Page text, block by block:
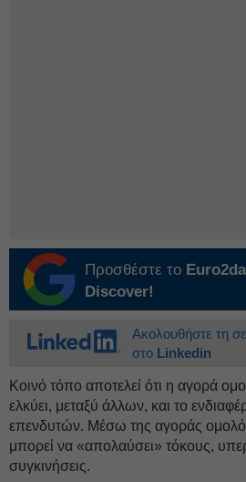
Προσθέστε το
Discover!
Ακολουθήστε τη
στο Linkedin
Κοινό τόπο αποτελεί ότι η αγορά
ελκύει, μεταξύ άλλων, και το
επενδυτών. Μέσω της αγοράς
μπορεί να «απολαύσει» τόκους,
συγκινήσεις.